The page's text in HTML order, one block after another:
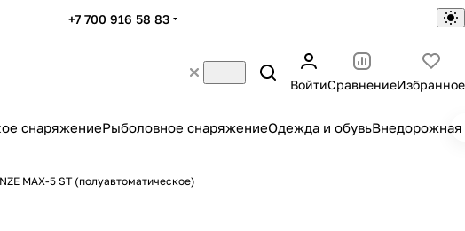
+7 700 916 58 83
ВойтиСравнениеИзбранное
снаряжениеРыболовное снаряжениеОдежда и обувьВнедорожная
MAX-5 ST (полуавтоматическое)